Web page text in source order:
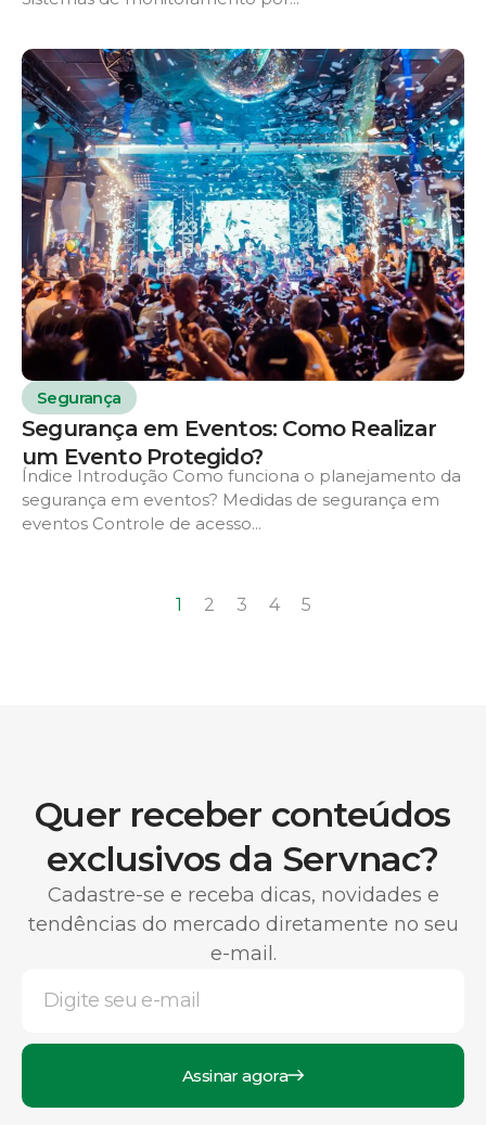
Segurança
Segurança em Eventos: Como Realizar
um Evento Protegido?
Índice Introdução Como funciona o planejamento da
segurança em eventos? Medidas de segurança em
eventos Controle de acesso...
1 2 3 4 5
Quer receber conteúdos
exclusivos da Servnac?
Cadastre-se e receba dicas, novidades e
tendências do mercado diretamente no seu
e-mail.
Assinar agora